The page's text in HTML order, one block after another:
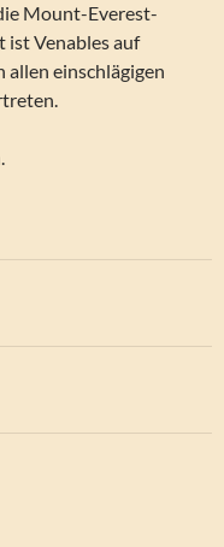
Mount-Everest-
ist Venables auf
einschlägigen